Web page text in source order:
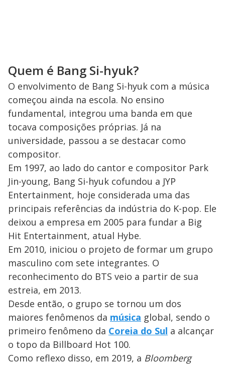
Quem é Bang Si-hyuk?
O envolvimento de Bang Si-hyuk com a música
começou ainda na escola. No ensino
fundamental, integrou uma banda em que
tocava composições próprias. Já na
universidade, passou a se destacar como
compositor.
Em 1997, ao lado do cantor e compositor Park
Jin-young, Bang Si-hyuk cofundou a JYP
Entertainment, hoje considerada uma das
principais referências da indústria do K-pop. Ele
deixou a empresa em 2005 para fundar a Big
Hit Entertainment, atual Hybe.
Em 2010, iniciou o projeto de formar um grupo
masculino com sete integrantes. O
reconhecimento do BTS veio a partir de sua
estreia, em 2013.
Desde então, o grupo se tornou um dos
maiores fenômenos da música global, sendo o
primeiro fenômeno da Coreia do Sul a alcançar
o topo da Billboard Hot 100.
Como reflexo disso, em 2019, a Bloomberg